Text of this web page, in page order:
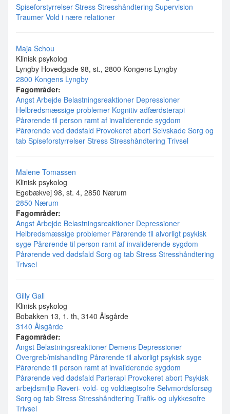
Spiseforstyrrelser Stress Stresshåndtering Supervision
Traumer Vold i nære relationer
Maja Schou
Klinisk psykolog
Lyngby Hovedgade 98, st., 2800 Kongens Lyngby
2800 Kongens Lyngby
Fagområder:
Angst Arbejde Belastningsreaktioner Depressioner
Helbredsmæssige problemer Kognitiv adfærdsterapi
Pårørende til person ramt af invaliderende sygdom
Pårørende ved dødsfald Provokeret abort Selvskade Sorg og
tab Spiseforstyrrelser Stress Stresshåndtering Trivsel
Malene Tomassen
Klinisk psykolog
Egebækvej 98, st. 4, 2850 Nærum
2850 Nærum
Fagområder:
Angst Arbejde Belastningsreaktioner Depressioner
Helbredsmæssige problemer Pårørende til alvorligt psykisk
syge Pårørende til person ramt af invaliderende sygdom
Pårørende ved dødsfald Sorg og tab Stress Stresshåndtering
Trivsel
Gilly Gall
Klinisk psykolog
Bobakken 13, 1. th, 3140 Ålsgårde
3140 Ålsgårde
Fagområder:
Angst Belastningsreaktioner Demens Depressioner
Overgreb/mishandling Pårørende til alvorligt psykisk syge
Pårørende til person ramt af invaliderende sygdom
Pårørende ved dødsfald Parterapi Provokeret abort Psykisk
arbejdsmiljø Røveri- vold- og voldtægtsofre Selvmordsforsøg
Sorg og tab Stress Stresshåndtering Trafik- og ulykkesofre
Trivsel